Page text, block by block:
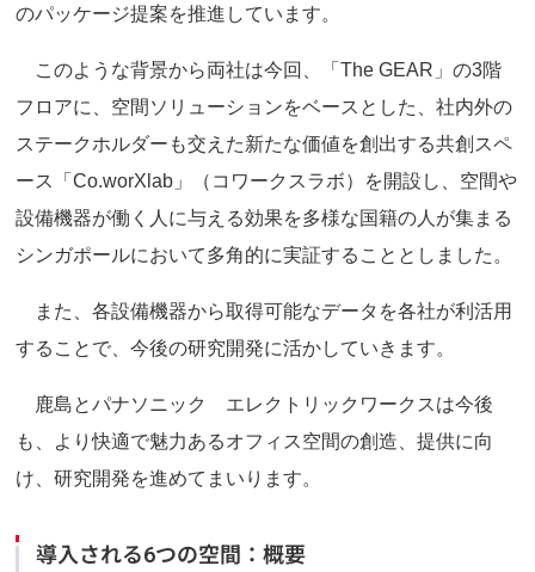
のパッケージ提案を推進しています。
このような背景から両社は今回、「The GEAR」の3階
フロアに、空間ソリューションをベースとした、社内外の
ステークホルダーも交えた新たな価値を創出する共創スペ
ース「Co.worXlab」（コワークスラボ）を開設し、空間や
設備機器が働く人に与える効果を多様な国籍の人が集まる
シンガポールにおいて多角的に実証することとしました。
また、各設備機器から取得可能なデータを各社が利活用
することで、今後の研究開発に活かしていきます。
鹿島とパナソニック エレクトリックワークスは今後
も、より快適で魅力あるオフィス空間の創造、提供に向
け、研究開発を進めてまいります。
導入される6つの空間：概要